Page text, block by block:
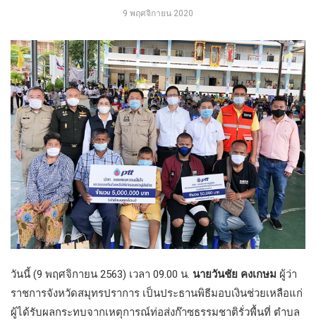
9 พฤศจิกายน 2020
วันนี้ (9 พฤศจิกายน 2563) เวลา 09.00 น. นายวันชัย คงเกษม ผู้ว่า
ราชการจังหวัดสมุทรปราการ เป็นประธานพิธีมอบเงินช่วยเหลือแก่
ผู้ได้รับผลกระทบจากเหตุการณ์ท่อส่งก๊าซธรรมชาติรั่วพื้นที่ ตำบล